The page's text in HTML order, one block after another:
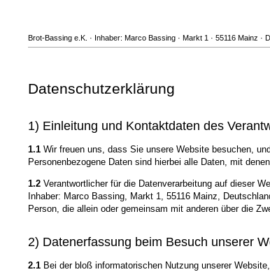
Brot-Bassing e.K. · Inhaber: Marco Bassing · Markt 1 · 55116 Mainz ·
Datenschutzerklärung
1) Einleitung und Kontaktdaten des
1.1 Wir freuen uns, dass Sie unsere Website besuchen,
Personenbezogene Daten sind hierbei alle Daten, mit
1.2 Verantwortlicher für die Datenverarbeitung auf dieser
Inhaber: Marco Bassing, Markt 1, 55116 Mainz,
Person, die allein oder gemeinsam mit anderen über die
2) Datenerfassung beim Besuch unserer
2.1 Bei der bloß informatorischen Nutzung unserer